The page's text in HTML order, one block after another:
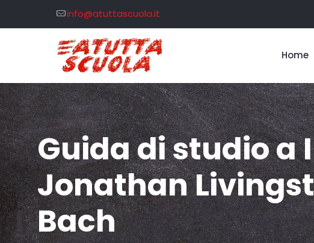
info@atuttascuola.it
Home
Guida di studio a
Jonathan
Bach